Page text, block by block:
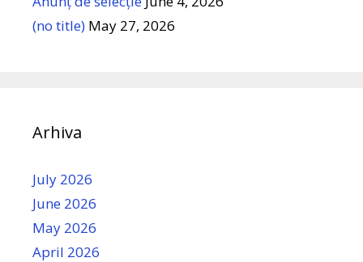
(no title) May 27, 2026
Arhiva
July 2026
June 2026
May 2026
April 2026